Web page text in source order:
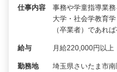
仕事内容
事務や学童指導業
大学・社会学教育
（卒業者）であれ
給与 月給220,000円以上
勤務地
埼玉県さいたま市